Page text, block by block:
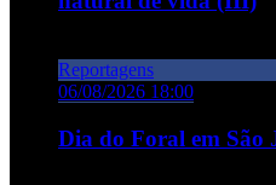
Reportagens
06/08/2026 18:00
Dia do Foral em São